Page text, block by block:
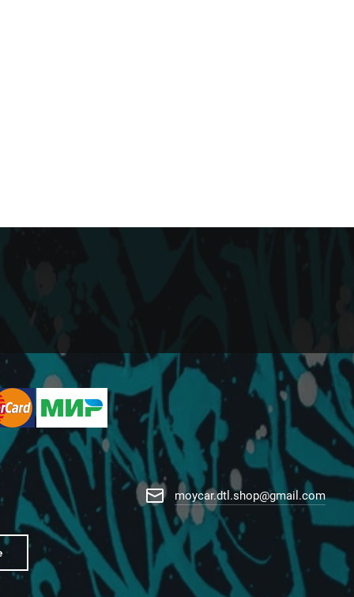
moycar.dtl.shop@gmail.com